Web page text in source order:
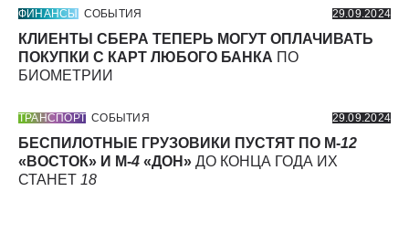
ФИНАНСЫ СОБЫТИЯ 29.09.2024
КЛИЕНТЫ СБЕРА ТЕПЕРЬ МОГУТ ОПЛАЧИВАТЬ
ПОКУПКИ С КАРТ ЛЮБОГО БАНКА ПО
БИОМЕТРИИ
ТРАНСПОРТ СОБЫТИЯ 29.09.2024
БЕСПИЛОТНЫЕ ГРУЗОВИКИ ПУСТЯТ ПО М-12
«ВОСТОК» И М-4 «ДОН» ДО КОНЦА ГОДА ИХ
СТАНЕТ 18